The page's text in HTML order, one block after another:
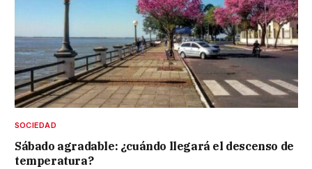
SOCIEDAD
Sábado agradable: ¿cuándo llegará el descenso de
temperatura?